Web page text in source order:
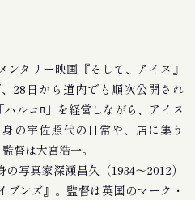
タリー映画『そして、アイヌ』
28日から道内でも順次公開され
ルコﾛ」を経営しながら、アイヌ
の宇佐照代の日常や、店に集う
督は大宮浩一。
写真家深瀬昌久（1934〜2012）
ブンズ』。監督は英国のマーク・